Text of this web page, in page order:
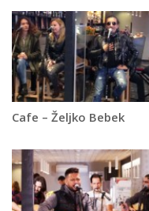
Cafe – Željko Bebek